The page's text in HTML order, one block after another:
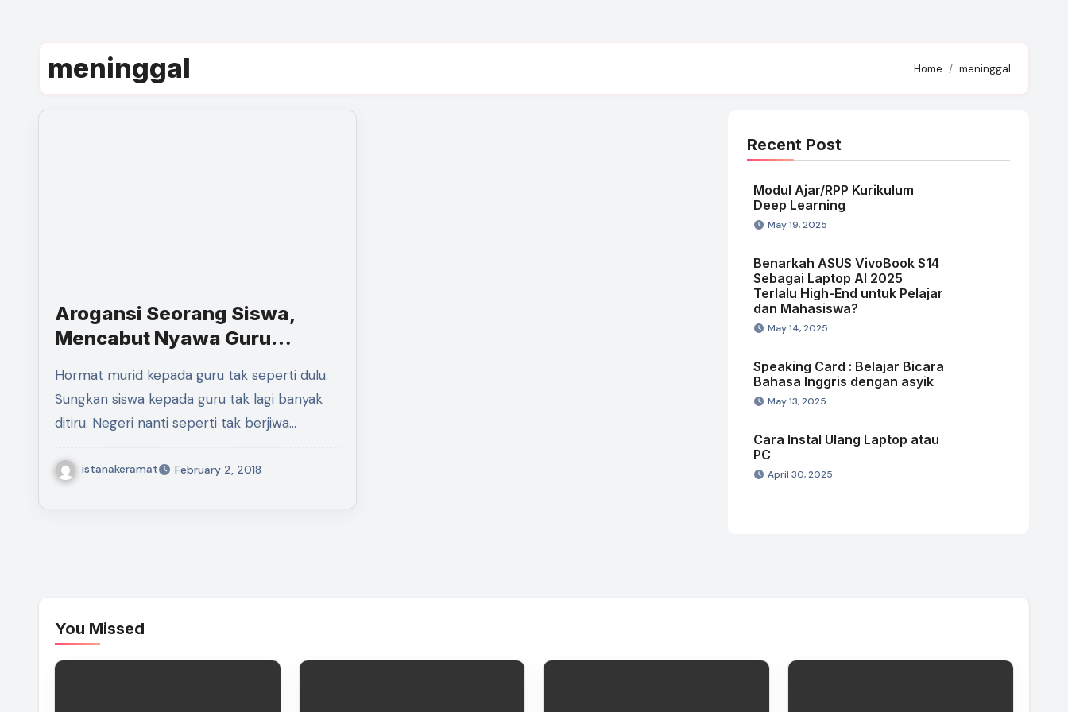
meninggal Home meninggal
Arogansi Seorang Siswa,
Mencabut Nyawa Guru
Hormat murid kepada guru tak seperti dulu.
Sungkan siswa kepada guru tak lagi banyak
ditiru. Negeri nanti seperti tak berjiwa…
istanakeramat February 2, 2018
Recent Post
Modul Ajar/RPP Kurikulum
Deep Learning
May 19, 2025
Benarkah ASUS VivoBook S14
Sebagai Laptop AI 2025
Terlalu High-End untuk Pelajar
dan Mahasiswa?
May 14, 2025
Speaking Card : Belajar Bicara
Bahasa Inggris dengan asyik
May 13, 2025
Cara Instal Ulang Laptop atau
PC
April 30, 2025
You Missed